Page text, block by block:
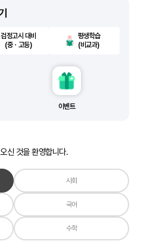
검정고시 대비
(중ㆍ고등)
평생학습
(비교과)
이벤트
신 것을 환영합니다.
사회
국어
수학